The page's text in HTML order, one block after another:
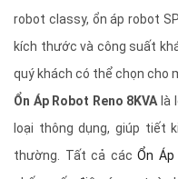
robot classy, ổn áp robot
kích thước và công suất
quý khách có thể chọn cho
Ổn Áp Robot Reno 8KVA là
loại thông dụng, giúp tiết
thường. Tất cả cácỔn